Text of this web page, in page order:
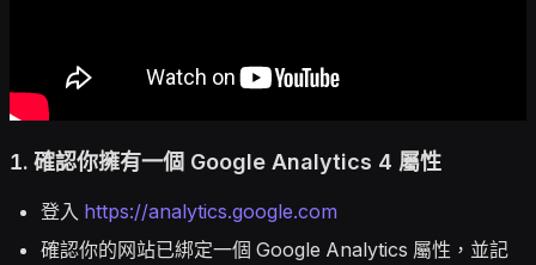
1. 確認你擁有一個 Google Analytics 4 屬性
登入 https://analytics.google.com
確認你的网站已綁定一個 Google Analytics 屬性，並記